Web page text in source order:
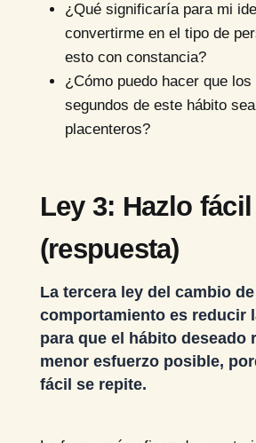
¿Qué significaría para mi
convertirme en el tipo de
esto con constancia?
¿Cómo puedo hacer que
segundos de este hábito
placenteros?
Ley 3: Hazlo fácil
(respuesta)
La tercera ley del cambio de
comportamiento es reducir
para que el hábito deseado
menor esfuerzo posible,
fácil se repite.